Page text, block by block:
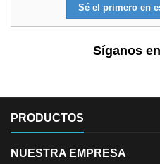
Sé el primero en
Síganos
PRODUCTOS
NUESTRA EMPRESA